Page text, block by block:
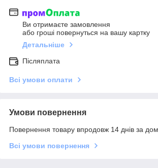
Ви отримаєте замовлення
або гроші повернуться на вашу картку
Детальніше
Післяплата
Всі умови оплати
Умови повернення
Повернення товару впродовж 14 днів за
Всі умови повернення